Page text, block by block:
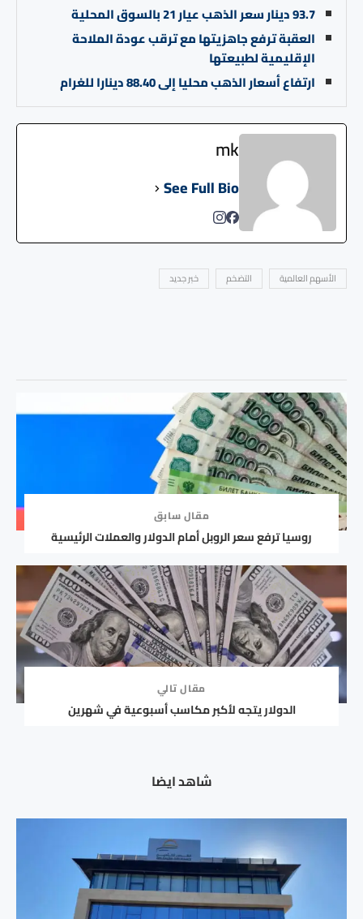
93.7 دينار سعر الذهب عيار 21 بالسوق المحلية
العقبة ترفع جاهزيتها مع ترقب عودة الملاحة
الإقليمية لطبيعتها
ارتفاع أسعار الذهب محليا إلى 88.40 دينارا للغرام
mk
See Full Bio
الأسهم العالمية التضخم خبر جديد
مقال سابق
روسيا ترفع سعر الروبل أمام الدولار والعملات الرئيسية
مقال تالي
الدولار يتجه لأكبر مكاسب أسبوعية في شهرين
شاهد ايضا